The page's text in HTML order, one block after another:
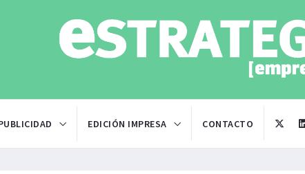
EDICIÓN IMPRESA CONTACTO